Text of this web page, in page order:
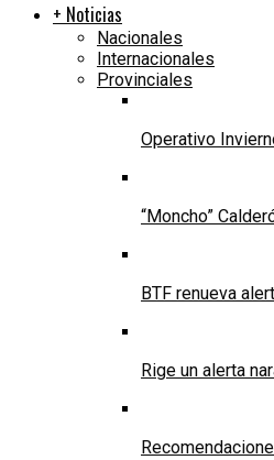
+ Noticias
Nacionales
Internacionales
Provinciales
Operativo
“Moncho”
BTF renueva
Rige un alerta